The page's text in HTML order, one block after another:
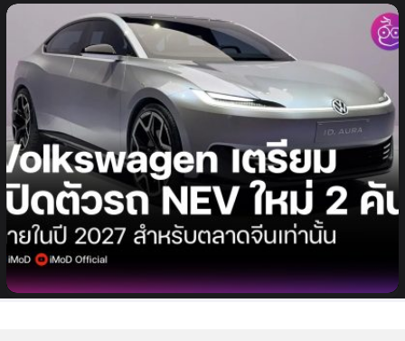
เรื่อง
ล่าสุด
FAW-Volkswagen เตรียมเปิดตัวรถ NEV
ใหม่ 2 รุ่นภายในปี 2027 สำหรับตลาดจีนเท่านั้น